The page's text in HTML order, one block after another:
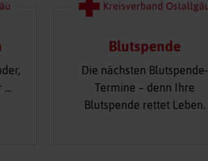
Blutspende
Die nächsten Blutspende-
Termine – denn Ihre
Blutspende rettet Leben.